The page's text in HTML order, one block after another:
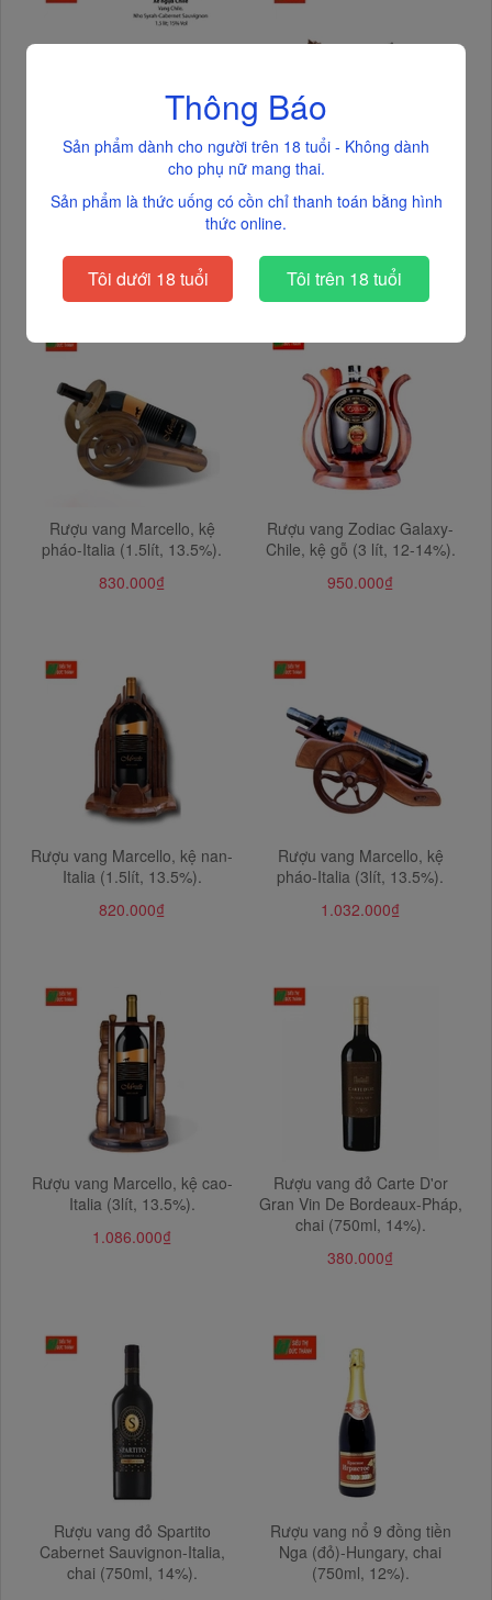
Rượu vang Zodiac Syrah
Galaxy-Chile, kệ xe ngựa kéo
885.000₫
Rượu vang Zodiac Syrah
Galaxy-Chile, kệ xe ngựa nâu
1.085.000₫
Rượu vang Marcello, kệ
pháo-Italia (1.5lít, 13.5%).
830.000₫
Rượu vang Zodiac Galaxy-
Chile, kệ gỗ (3 lít, 12-14%).
950.000₫
Rượu vang Marcello, kệ nan-
Italia (1.5lít, 13.5%).
820.000₫
Rượu vang Marcello, kệ
pháo-Italia (3lít, 13.5%).
1.032.000₫
Rượu vang Marcello, kệ cao-
Italia (3lít, 13.5%).
1.086.000₫
Rượu vang đỏ Carte D'or
Gran Vin De Bordeaux-Pháp,
chai (750ml, 14%).
380.000₫
Rượu vang đỏ Spartito
Cabernet Sauvignon-Italia,
chai (750ml, 14%).
Rượu vang nổ 9 đồng tiền
Nga (đỏ)-Hungary, chai
(750ml, 12%).
Thông Báo
Sản phẩm dành cho người trên 18 tuổi - Không dành
cho phụ nữ mang thai.
Sản phẩm là thức uống có cồn chỉ thanh toán bằng hình
thức online.
Tôi dưới 18 tuổi Tôi trên 18 tuổi